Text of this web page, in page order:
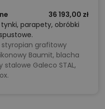
36 193,00 zł
parapety, obróbki
styropian grafitowy
Baumit, blacha
stalowe Galeco STAL,